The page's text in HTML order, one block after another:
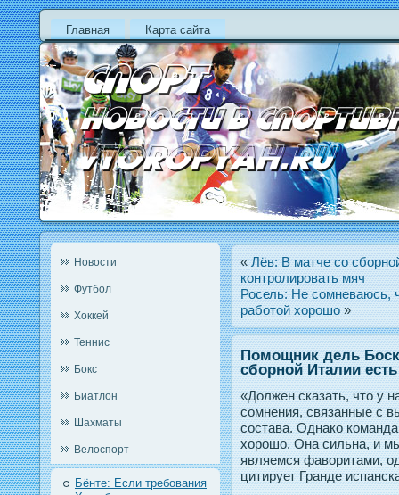
Главная Карта сайта
Новости
Футбол
Хоккей
Теннис
Бокс
Биатлон
Шахматы
Велоспорт
Бёнте: Если требования
«Лёв: В матче со
контролировать мяч
Росель: Не сомневаюсь,
работой хорошо»
Помощник дель
сборной Италии
«Должен сказать, что у
сомнения, связанные с
состава. Однако
хорошо. Она сильна, и
являемся фаворитами,
цитирует Гранде